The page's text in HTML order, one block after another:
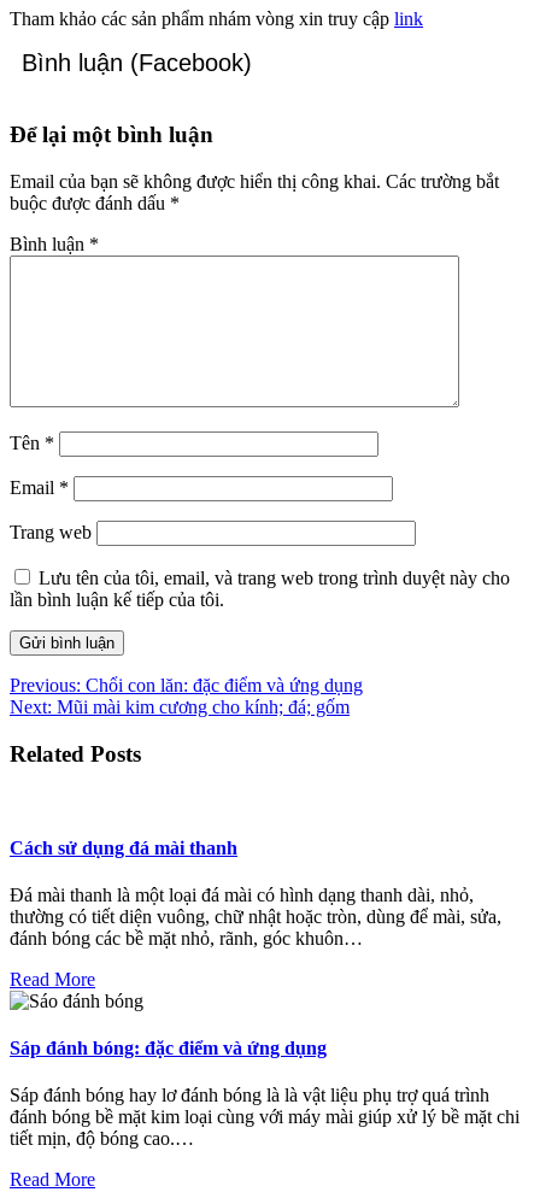
Tham khảo các sản phẩm nhám vòng xin truy cập link
Bình luận (Facebook)
Để lại một bình luận
Email của bạn sẽ không được hiển thị công khai. Các trường bắt
buộc được đánh dấu *
Bình luận *
Tên *
Email *
Trang web
Lưu tên của tôi, email, và trang web trong trình duyệt này cho
lần bình luận kế tiếp của tôi.
Điều
hướng
bài
Previous: Chổi con lăn: đặc điểm và ứng dụng
Next: Mũi mài kim cương cho kính; đá; gốm
Related Posts
Cách sử dụng đá mài thanh
Đá mài thanh là một loại đá mài có hình dạng thanh dài, nhỏ,
thường có tiết diện vuông, chữ nhật hoặc tròn, dùng để mài, sửa,
đánh bóng các bề mặt nhỏ, rãnh, góc khuôn…
Read More
Sáp đánh bóng: đặc điểm và ứng dụng
Sáp đánh bóng hay lơ đánh bóng là là vật liệu phụ trợ quá trình
đánh bóng bề mặt kim loại cùng với máy mài giúp xử lý bề mặt chi
tiết mịn, độ bóng cao.…
Read More